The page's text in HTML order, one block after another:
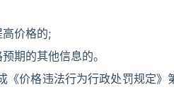
价格的;
期的其他信息的。
《价格违法行为行政处罚规定